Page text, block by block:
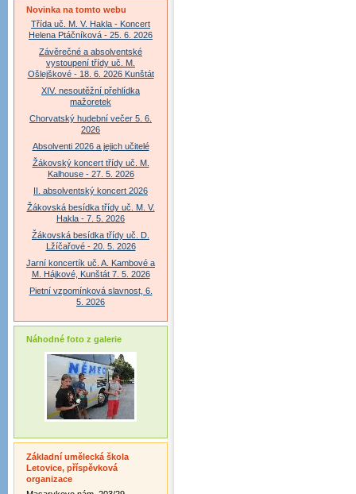
Novinka na tomto webu
Třída uč. M. V. Hakla - Koncert
Helena Ptáčníková - 25. 6. 2026
Závěrečné a absolventské
vystoupení třídy uč. M.
Ošlejškové - 18. 6. 2026 Kunštát
XIV. nesoutěžní přehlídka
mažoretek
Chorvatský hudební večer 5. 6.
2026
Absolventi 2026 a jejich učitelé
Žákovský koncert třídy uč. M.
Kalhouse - 27. 5. 2026
II. absolventský koncert 2026
Žákovská besídka třídy uč. M. V.
Hakla - 7. 5. 2026
Žákovská besídka třídy uč. D.
Lžíčařové - 20. 5. 2026
Jarní koncertík uč. A. Kambové a
M. Hájkové, Kunštát 7. 5. 2026
Pietní vzpomínková slavnost, 6.
5. 2026
Náhodné foto z galerie
Základní umělecká škola
Letovice, příspěvková
organizace